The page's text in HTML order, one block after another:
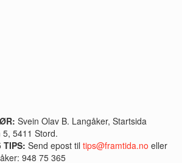
Svein Olav B. Langåker, Startsida
5, 5411 Stord.
TIPS: Send epost til tips@framtida.no eller
948 75 365